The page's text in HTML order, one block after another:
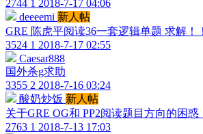
2744 1 2018-7-17 04:06
deeeemi 新人帖
GRE 陈虎平阅读36一套逻辑单题 求解！！
3524 1 2018-7-17 02:55
Caesar888
国外杀g求助
3355 2 2018-7-16 03:24
酸奶炒饭 新人帖
关于GRE OG和 PP2阅读题目方向的困
2763 1 2018-7-13 17:03